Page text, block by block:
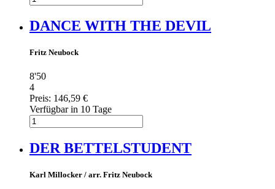
DANCE WITH THE DEVIL
Fritz Neubock
8'50
4
Preis: 146,59 €
Verfügbar in 10 Tage
DER BETTELSTUDENT
Karl Millocker / arr. Fritz Neubock